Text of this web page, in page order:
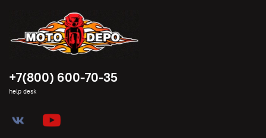
+7(800) 600-70-35
help desk